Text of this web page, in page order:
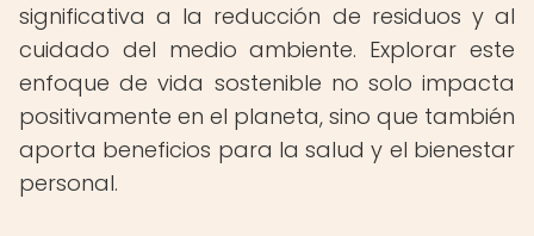
significativa a la reducción de residuos y al
cuidado del medio ambiente. Explorar este
enfoque de vida sostenible no solo impacta
positivamente en el planeta, sino que también
aporta beneficios para la salud y el bienestar
personal.